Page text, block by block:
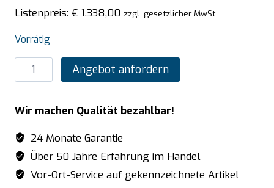
Listenpreis: € 1.338,00 zzgl. gesetzlicher MwSt.
Vorrätig
SARO
Saladette
2
Türen,
Modell
BALDUR
S
Angebot anfordern
Wir machen Qualität bezahlbar!
24 Monate Garantie
Über 50 Jahre Erfahrung im Handel
Vor-Ort-Service auf gekennzeichnete Artikel